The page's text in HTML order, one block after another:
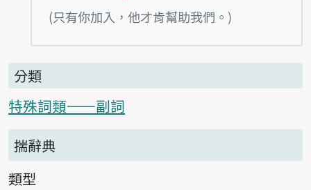
播放例句Tû-hui lí ka-ji̍p, i
(只有你加入，他才肯幫助我們。)
分類
特殊詞類——副詞
揣辭典
類型